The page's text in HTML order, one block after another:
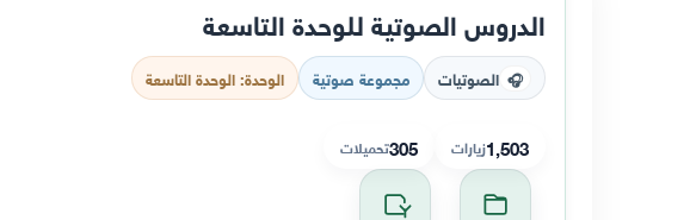
الدروس الصوتية للوحدة التاسعة
🎧 الصوتيات مجموعة صوتية الوحدة: الوحدة التاسعة
1,503زيارات 305تحميلات